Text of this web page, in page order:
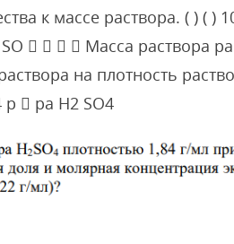
к массе раствора. ( ) ( )
    Масса раствора
на плотность
р  ра H2 SO4